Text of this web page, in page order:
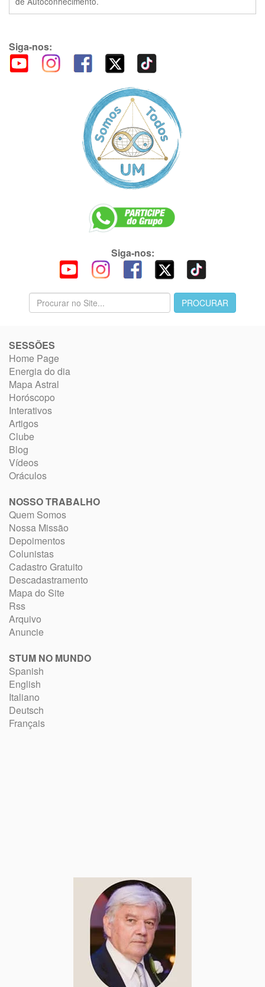
Siga-nos:
Siga-nos:
SESSÕES
Home Page
Energia do dia
Mapa Astral
Horóscopo
Interativos
Artigos
Clube
Blog
Vídeos
Oráculos
NOSSO TRABALHO
Quem Somos
Nossa Missão
Depoimentos
Colunistas
Cadastro Gratuito
Descadastramento
Mapa do Site
Rss
Arquivo
Anuncie
STUM NO MUNDO
Spanish
English
Italiano
Deutsch
Français